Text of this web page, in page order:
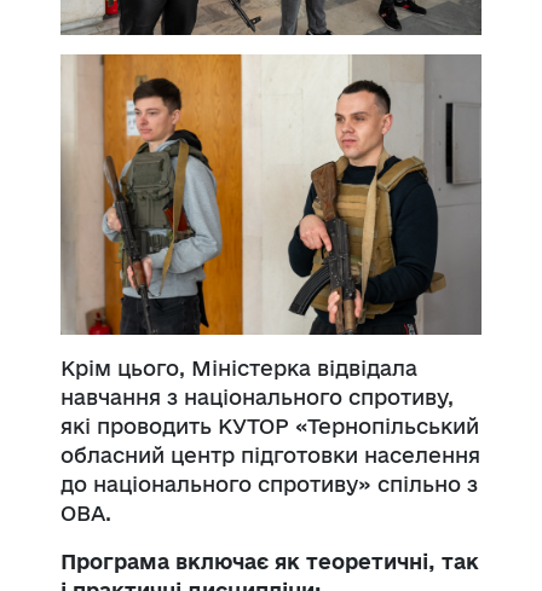
Крім цього, Міністерка відвідала
навчання з національного спротиву,
які проводить КУТОР «Тернопільський
обласний центр підготовки населення
до національного спротиву» спільно з
ОВА.
Програма включає як теоретичні, так